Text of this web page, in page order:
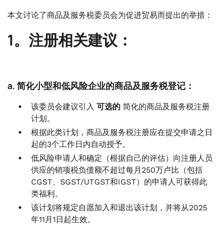
本文讨论了商品及服务税委员会为促进贸易而提出的举措：
1。注册相关建议：
a. 简化小型和低风险企业的商品及服务税登记：
该委员会建议引入 可选的 简化的商品及服务税注册
计划。
根据此类计划，商品及服务税注册应在提交申请之日
起的3个工作日内自动授予。
低风险申请人和确定（根据自己的评估）向注册人员
供应的销项税负债额不超过每月250万卢比（包括
CGST、SGST/UTGST和IGST）的申请人可获得此
类福利。
该计划将规定自愿加入和退出该计划，并将从2025
年11月1日起生效。